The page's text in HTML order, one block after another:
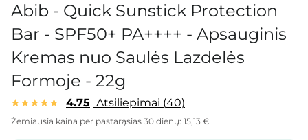
Abib - Quick Sunstick Protection
Bar - SPF50+ PA++++ - Apsauginis
Kremas nuo Saulės Lazdelės
Formoje - 22g
4.75 Atsiliepimai 40
Žemiausia kaina per pastarąsias 30 dienų: 15,13 €